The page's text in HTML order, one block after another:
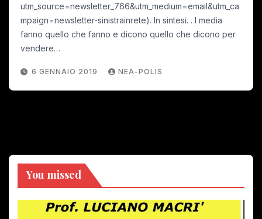
utm_source=newsletter_766&utm_medium=email&utm_ca
mpaign=newsletter-sinistrainrete). In sintesi. . I media
fanno quello che fanno e dicono quello che dicono per
vendere…
6 GENNAIO 2019 NEA-POLIS
You missed